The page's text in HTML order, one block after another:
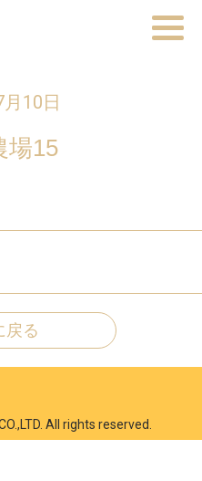
10日
場15
戻る
All rights reserved.